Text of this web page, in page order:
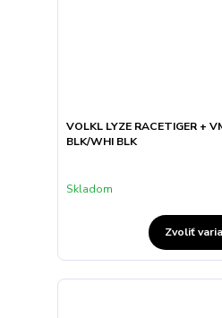
VOLKL LYZE RACETIGER +
BLK/WHI BLK
Skladom
Zvoliť